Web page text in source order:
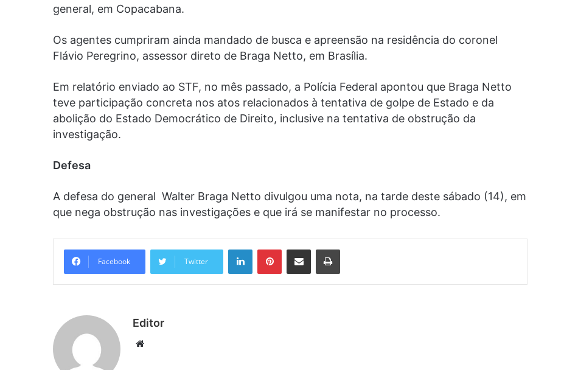
general, em Copacabana.
Os agentes cumpriram ainda mandado de busca e apreensão na residência do coronel
Flávio Peregrino, assessor direto de Braga Netto, em Brasília.
Em relatório enviado ao STF, no mês passado, a Polícia Federal apontou que Braga Netto
teve participação concreta nos atos relacionados à tentativa de golpe de Estado e da
abolição do Estado Democrático de Direito, inclusive na tentativa de obstrução da
investigação.
Defesa
A defesa do general Walter Braga Netto divulgou uma nota, na tarde deste sábado (14), em
que nega obstrução nas investigações e que irá se manifestar no processo.
Facebook Twitter
LinkedinPinterestCompartilhar via e-mail Imprimir
Editor
Website